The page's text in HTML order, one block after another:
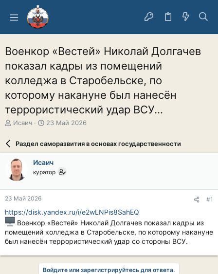
Военкор «Вестей» Николай Долгачев
показал кадры из помещений
колледжа в Старобельске, по
которому накануне был нанесён
террористический удар ВСУ...
А
о
р
т
е
м
ы
Исаич
Д
а
а
ч
л
23 Май 2026
Раздел саморазвития в основах государственности
Исаич
куратор
23 Май 2026 #1
https://disk.yandex.ru/i/e2wLNPis8SahEQ
Военкор «Вестей» Николай Долгачев показал кадры из
помещений колледжа в Старобельске, по которому накануне
был нанесён террористический удар со стороны ВСУ.
Войдите или зарегистрируйтесь для ответа.